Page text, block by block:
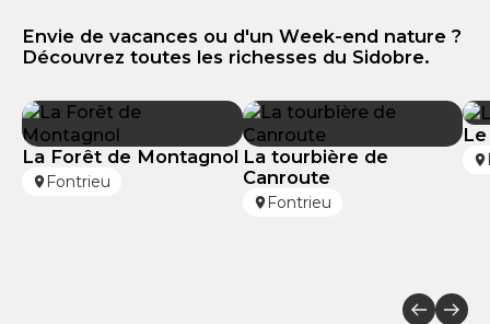
Envie de vacances ou d'un Week-end nature ?
Découvrez toutes les richesses du Sidobre.
La Forêt de Montagnol
Fontrieu
La tourbière de
Canroute
Fontrieu